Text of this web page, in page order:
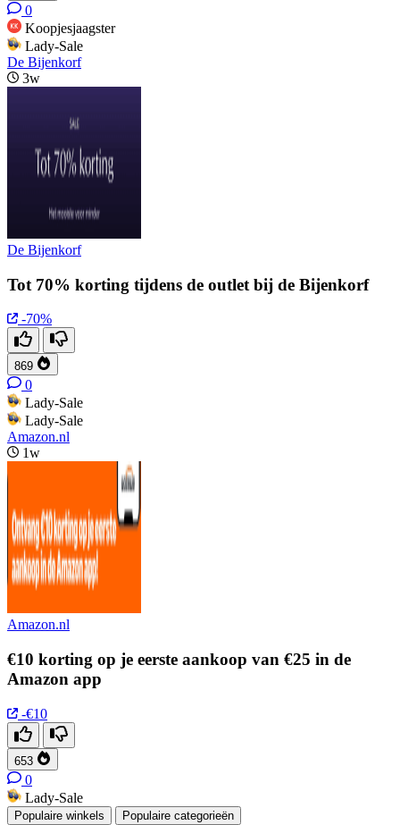
0
Koopjesjaagster
Lady-Sale
De Bijenkorf
3w
De Bijenkorf
Tot 70% korting tijdens de outlet bij de Bijenkorf
-70%
869
0
Lady-Sale
Lady-Sale
Amazon.nl
1w
Amazon.nl
€10 korting op je eerste aankoop van €25 in de
Amazon app
-€10
653
0
Lady-Sale
Populaire winkels Populaire categorieën